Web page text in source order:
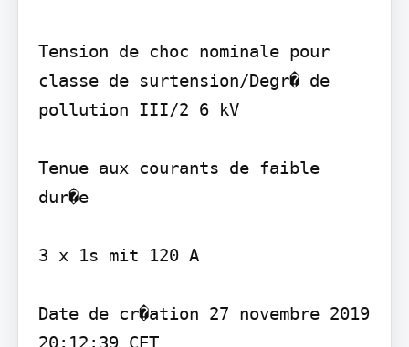
Tension de choc nominale pour
classe de surtension/Degr� de
pollution III/2 6 kV
Tenue aux courants de faible
dur�e
3 x 1s mit 120 A
Date de cr�ation 27 novembre 2019
20:12:39 CET